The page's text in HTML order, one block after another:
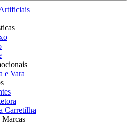
e Vara
Carretilha